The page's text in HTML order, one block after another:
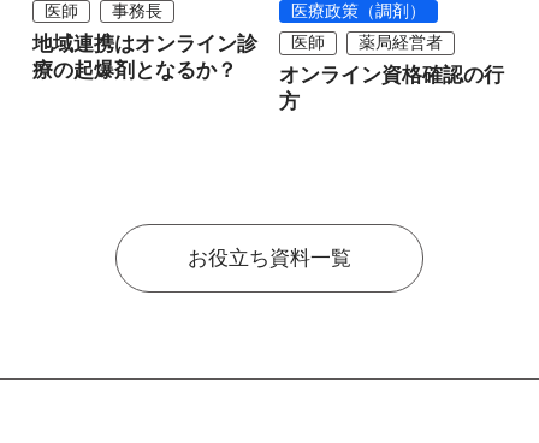
医師
事務長
地域連携はオンライン診
療の起爆剤となるか？
医療政策（調剤）
医師
薬局経営者
オンライン資格確認の行
方
お役立ち資料一覧